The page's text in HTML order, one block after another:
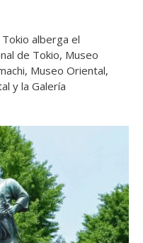
alberga el
de Tokio, Museo
Museo Oriental,
y la Galería